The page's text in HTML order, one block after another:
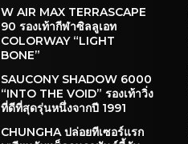
W AIR MAX TERRASCAPE
90 รองเท้ากีฬาซิลลูเอท
COLORWAY “LIGHT
BONE”
SAUCONY SHADOW 6000
“INTO THE VOID” รองเท้าวิ่ง
ที่ดีที่สุดรุ่นหนึ่งจากปี 1991
CHUNGHA ปล่อยทีเซอร์แรก